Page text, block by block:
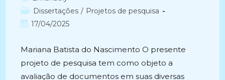
do
post:
Categoria
do
Dissertações / Projetos de pesquisa
Post17/04/2025
Mariana Batista do Nascimento O presente
projeto de pesquisa tem como objeto a
avaliação de documentos em suas diversas